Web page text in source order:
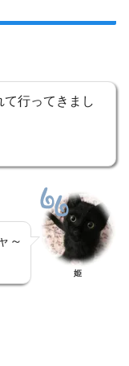
行ってきまし
～
姫